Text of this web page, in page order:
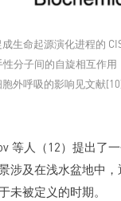
生命起源演化进程的
分子间的自旋相互作
外呼吸的影响见文献
等人（12）提出了
涉及在浅水盆地中
未被定义的时期。